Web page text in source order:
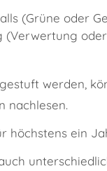
(Grüne oder
(Verwertung
werden,
nachlesen.
höchstens ein